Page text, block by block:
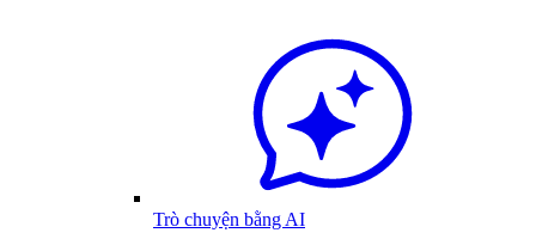
Trò chuyện bằng AI